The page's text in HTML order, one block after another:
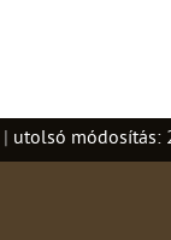
utolsó módosítás: